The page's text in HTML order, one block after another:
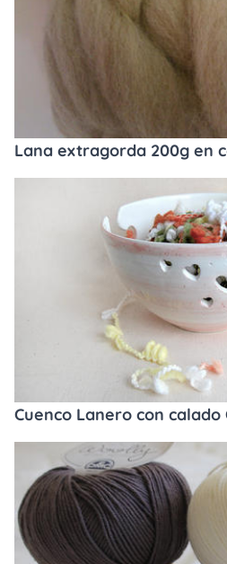
Lana extragorda 200g en
Cuenco Lanero con calado